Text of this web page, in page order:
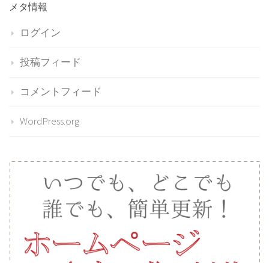
メタ情報
ログイン
投稿フィード
コメントフィード
WordPress.org